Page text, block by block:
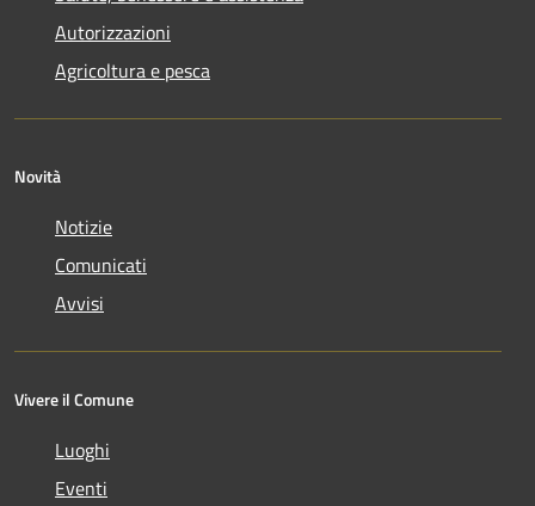
Autorizzazioni
Agricoltura e pesca
Novità
Notizie
Comunicati
Avvisi
Vivere il Comune
Luoghi
Eventi